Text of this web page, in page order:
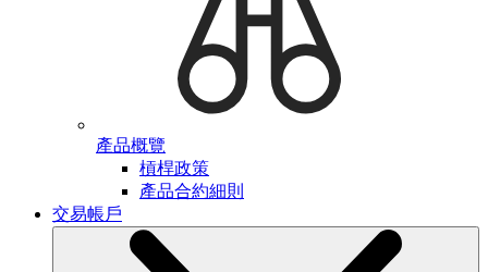
產品概覽
槓桿政策
產品合約細則
交易帳戶